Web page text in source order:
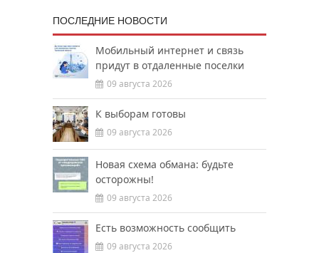
ПОСЛЕДНИЕ НОВОСТИ
Мобильный интернет и связь
придут в отдаленные поселки
09 августа 2026
К выборам готовы
09 августа 2026
Новая схема обмана: будьте
осторожны!
09 августа 2026
Есть возможность сообщить
09 августа 2026